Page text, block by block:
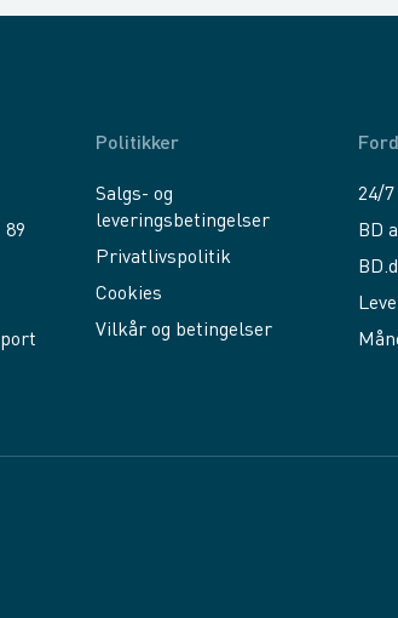
89
Politikker
Salgs- og
leveringsbetingelser
Privatlivspolitik
Cookies
Vilkår og betingelser
24/7
BD